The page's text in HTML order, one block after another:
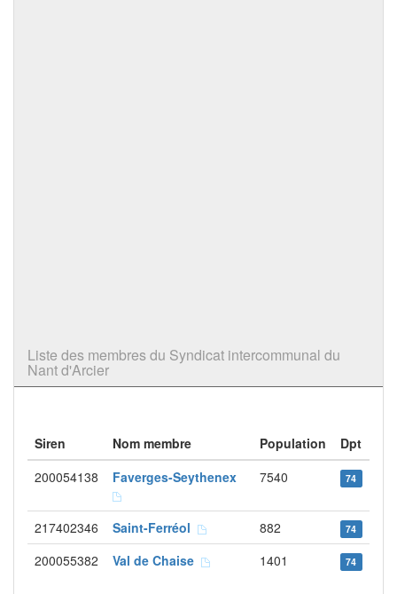
Liste des membres du Syndicat intercommunal du
Nant d'Arcier
Siren Nom membre Population
Dpt
200054138
Faverges-Seythenex 7540 74
217402346 Saint-Ferréol 882 74
200055382 Val de Chaise 1401 74